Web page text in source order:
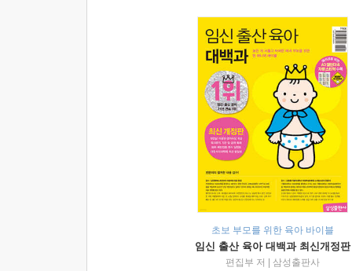
초보 부모를 위한 육아 바이블
임신 출산 육아 대백과 최신개정판
편집부 저
삼성출판사